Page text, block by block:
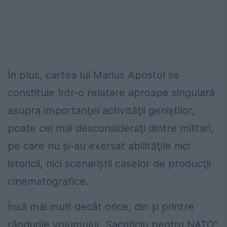
În plus, cartea lui Marius Apostol se
constituie într-o relatare aproape singulară
asupra importanţei activităţii geniştilor,
poate cei mai desconsideraţi dintre militari,
pe care nu şi-au exersat abilităţile nici
istoricii, nici scenariştii caselor de producţii
cinematografice.
Însă mai mult decât orice, din şi printre
rândurile volumului „Sacrificiu pentru NATO”,